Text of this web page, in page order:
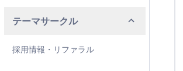
テーマサークル
採用情報・リファラル